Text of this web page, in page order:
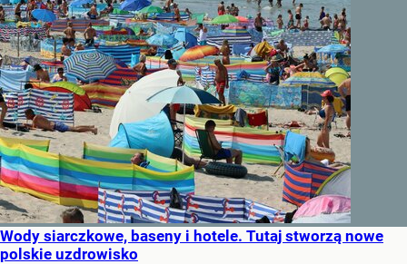
Wody siarczkowe, baseny i hotele. Tutaj stworzą nowe
polskie uzdrowisko